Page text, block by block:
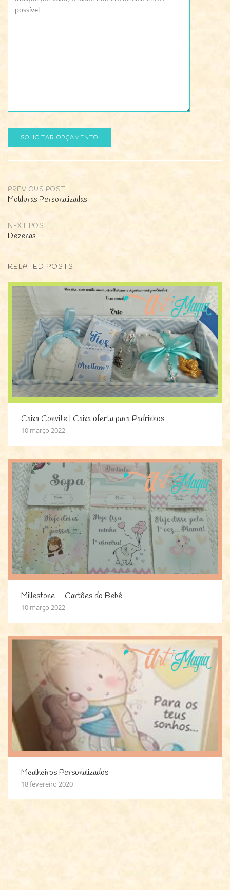
Post
navigation
PREVIOUS POST
Molduras Personalizadas
NEXT POST
Dezenas
RELATED POSTS
Caixa Convite | Caixa oferta para Padrinhos
10 março 2022
Millestone – Cartões do Bebé
10 março 2022
Mealheiros Personalizados
18 fevereiro 2020